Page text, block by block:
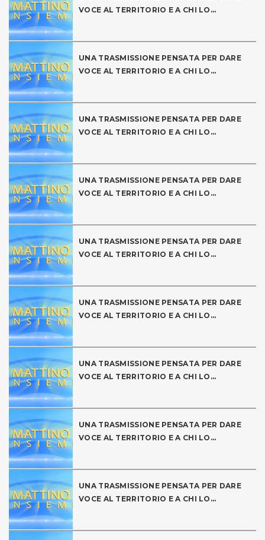
VOCE AL TERRITORIO E A CHI LO...
UNA TRASMISSIONE PENSATA PER DARE
VOCE AL TERRITORIO E A CHI LO...
UNA TRASMISSIONE PENSATA PER DARE
VOCE AL TERRITORIO E A CHI LO...
UNA TRASMISSIONE PENSATA PER DARE
VOCE AL TERRITORIO E A CHI LO...
UNA TRASMISSIONE PENSATA PER DARE
VOCE AL TERRITORIO E A CHI LO...
UNA TRASMISSIONE PENSATA PER DARE
VOCE AL TERRITORIO E A CHI LO...
UNA TRASMISSIONE PENSATA PER DARE
VOCE AL TERRITORIO E A CHI LO...
UNA TRASMISSIONE PENSATA PER DARE
VOCE AL TERRITORIO E A CHI LO...
UNA TRASMISSIONE PENSATA PER DARE
VOCE AL TERRITORIO E A CHI LO...